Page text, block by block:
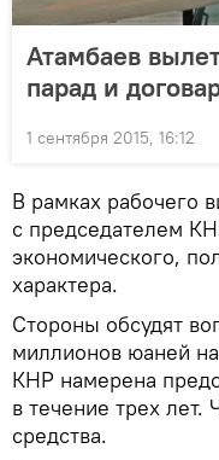
Атамбаев
парад и
1 сентября 2015, 16:12
В рамках рабочего
с председателем
экономического,
характера.
Стороны обсудят
миллионов юаней
КНР намерена
в течение трех лет.
средства.